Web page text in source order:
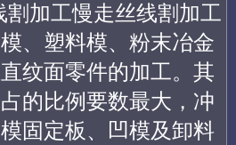
割加工慢走丝线割加工
、塑料模、粉末冶金
纹面零件的加工。其
的比例要数最大，冲
固定板、凹模及卸料